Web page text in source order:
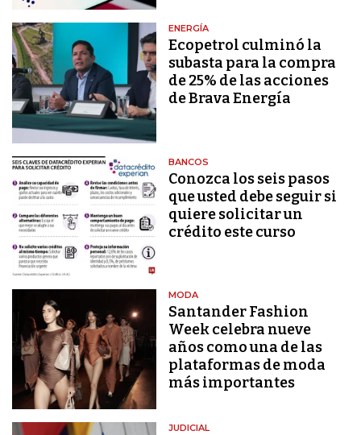
ENERGÍA
Ecopetrol culminó la
subasta para la compra
de 25% de las acciones
de Brava Energía
BANCOS
Conozca los seis pasos
que usted debe seguir si
quiere solicitar un
crédito este curso
MODA
Santander Fashion
Week celebra nueve
años como una de las
plataformas de moda
más importantes
JUDICIAL